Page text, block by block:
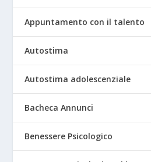
Appuntamento con il talento
Autostima
Autostima adolescenziale
Bacheca Annunci
Benessere Psicologico